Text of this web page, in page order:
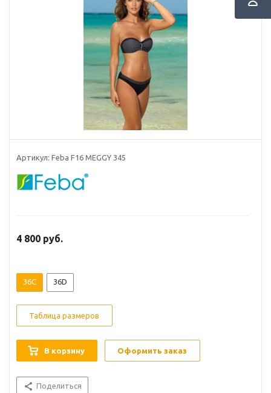
Артикул: Feba F16 MEGGY 345
4 800 руб.
36C 36D
Таблица размеров
В корзину Оформить заказ
Поделиться